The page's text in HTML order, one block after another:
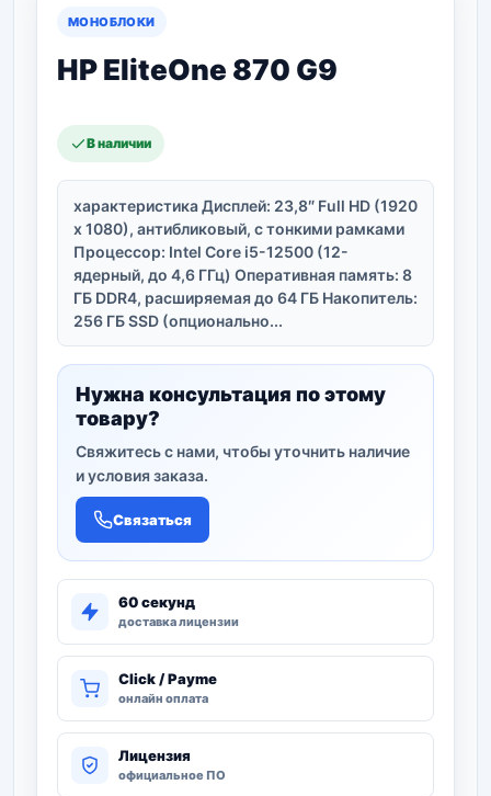
МОНОБЛОКИ
HP EliteOne 870 G9
В наличии
характеристика Дисплей: 23,8″ Full HD (1920
x 1080), антибликовый, с тонкими рамками
Процессор: Intel Core i5-12500 (12-
ядерный, до 4,6 ГГц) Оперативная память: 8
ГБ DDR4, расширяемая до 64 ГБ Накопитель:
256 ГБ SSD (опционально...
Нужна консультация по этому
товару?
Свяжитесь с нами, чтобы уточнить наличие
и условия заказа.
Связаться
60 секунд
доставка лицензии
Click / Payme
онлайн оплата
Лицензия
официальное ПО